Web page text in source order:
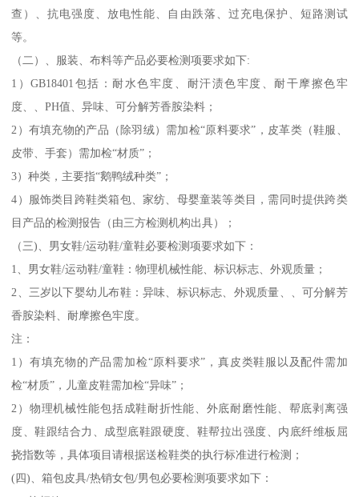
查）、抗电强度、放电性能、自由跌落、过充电保护、短路测试
等。
（二）、服装、布料等产品必要检测项要求如下:
1）GB18401包括：耐水色牢度、耐汗渍色牢度、耐干摩擦色牢
度、、PH值、异味、可分解芳香胺染料；
2）有填充物的产品（除羽绒）需加检“原料要求”，皮革类（鞋服、
皮带、手套）需加检“材质”；
3）种类，主要指“鹅鸭绒种类”；
4）服饰类目跨鞋类箱包、家纺、母婴童装等类目，需同时提供跨类
目产品的检测报告（由三方检测机构出具）；
（三)、男女鞋/运动鞋/童鞋必要检测项要求如下：
1、男女鞋/运动鞋/童鞋：物理机械性能、标识标志、外观质量；
2、三岁以下婴幼儿布鞋：异味、标识标志、外观质量、、可分解芳
香胺染料、耐摩擦色牢度。
注：
1）有填充物的产品需加检“原料要求”，真皮类鞋服以及配件需加
检“材质”，儿童皮鞋需加检“异味”；
2）物理机械性能包括成鞋耐折性能、外底耐磨性能、帮底剥离强
度、鞋跟结合力、成型底鞋跟硬度、鞋帮拉出强度、内底纤维板屈
挠指数等，具体项目请根据送检鞋类的执行标准进行检测；
(四)、箱包皮具/热销女包/男包必要检测项要求如下：